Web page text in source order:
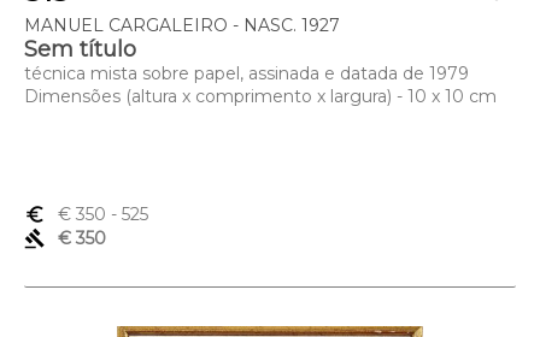
MANUEL CARGALEIRO - NASC. 1927
Sem título
técnica mista sobre papel, assinada e datada de 1979
Dimensões (altura x comprimento x largura) - 10 x 10 cm
euro_symbol € 350 - 525
gavel
€ 350